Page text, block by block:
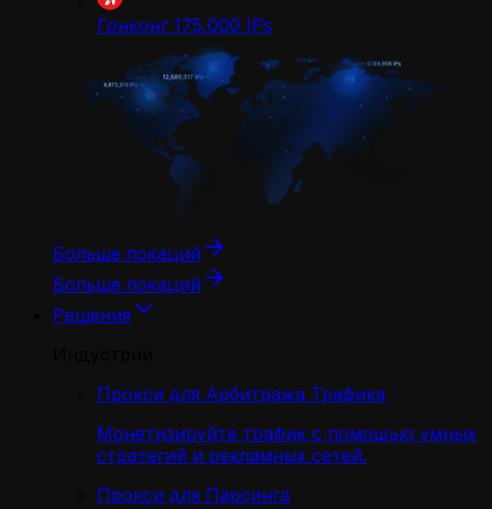
Гонконг 175,000 IPs
Больше локаций
Больше локаций
Решения
Прокси для Арбитража Трафика
Монетизируйте трафик с помощью умных
стратегий и рекламных сетей.
Прокси для Парсинга